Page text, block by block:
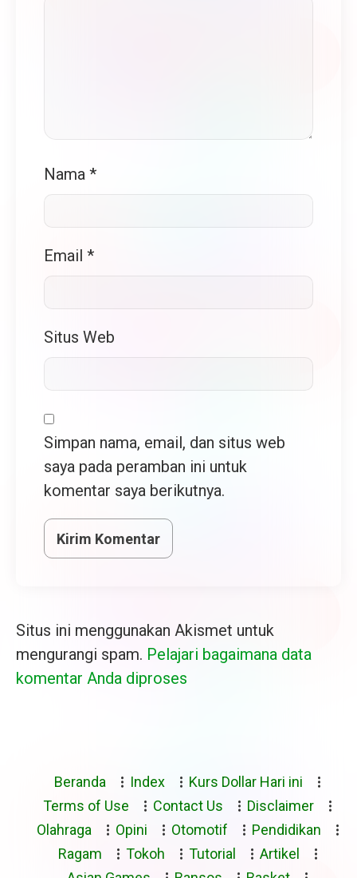
Nama *
Email *
Situs Web
Simpan nama, email, dan situs web
saya pada peramban ini untuk
komentar saya berikutnya.
Situs ini menggunakan Akismet untuk
mengurangi spam. Pelajari bagaimana data
komentar Anda diproses
Beranda Index
Kurs Dollar Hari ini
Terms of Use
Contact Us
Disclaimer
Olahraga
Opini Otomotif
Pendidikan
Ragam
Tokoh Tutorial
Artikel